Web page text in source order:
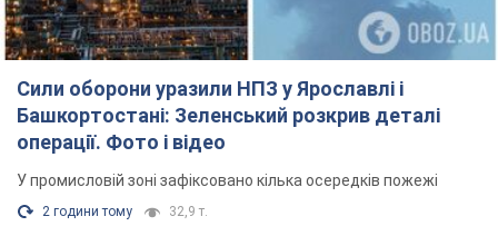
Сили оборони уразили НПЗ у Ярославлі і
Башкортостані: Зеленський розкрив деталі
операції. Фото і відео
У промисловій зоні зафіксовано кілька осередків пожежі
2 години тому 32,9 т.